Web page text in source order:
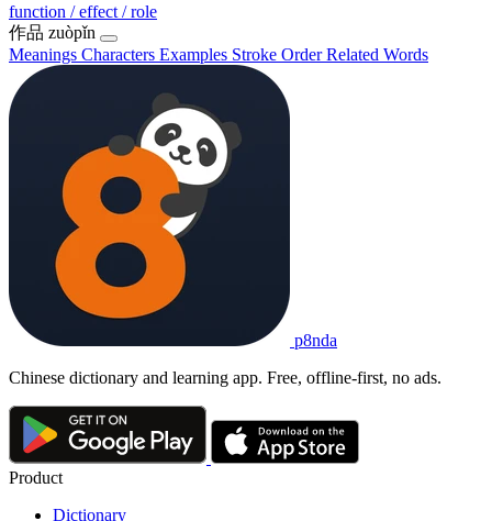
function / effect / role
作品 zuòpǐn
Meanings Characters Examples Stroke OrderRelated Words
p8nda
Chinese dictionary and learning app. Free, offline-first, no ads.
Product
Dictionary